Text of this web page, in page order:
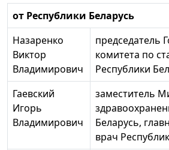
от Республики Беларусь
Назаренко
Виктор
Владимирович
председатель
комитета по
Республики
Гаевский
Игорь
Владимирович
заместитель
Беларусь,
врач